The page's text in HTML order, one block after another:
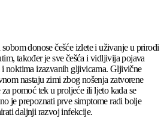
donose češće izlete i uživanje u prirodi
također je sve češća i vidljivija pojava
noktima izazvanih gljivicama. Gljivične
nastaju zimi zbog nošenja zatvorene
pomoć tek u proljeće ili ljeto kada se
je prepoznati prve simptome radi bolje
daljnji razvoj infekcije.